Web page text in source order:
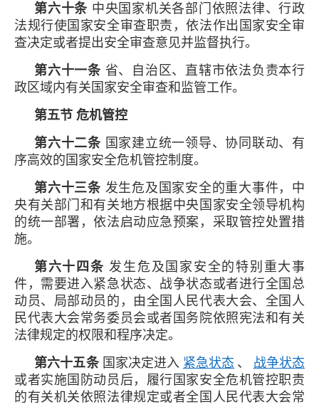
第六十条 中央国家机关各部门依照法律、行政
法规行使国家安全审查职责，依法作出国家安全审
查决定或者提出安全审查意见并监督执行。
第六十一条 省、自治区、直辖市依法负责本行
政区域内有关国家安全审查和监管工作。
第五节 危机管控
第六十二条 国家建立统一领导、协同联动、有
序高效的国家安全危机管控制度。
第六十三条 发生危及国家安全的重大事件，中
央有关部门和有关地方根据中央国家安全领导机构
的统一部署，依法启动应急预案，采取管控处置措
施。
第六十四条 发生危及国家安全的特别重大事
件，需要进入紧急状态、战争状态或者进行全国总
动员、局部动员的，由全国人民代表大会、全国人
民代表大会常务委员会或者国务院依照宪法和有关
法律规定的权限和程序决定。
第六十五条国家决定进入 紧急状态 、
战争状态
或者实施国防动员后，履行国家安全危机管控职责
的有关机关依照法律规定或者全国人民代表大会常